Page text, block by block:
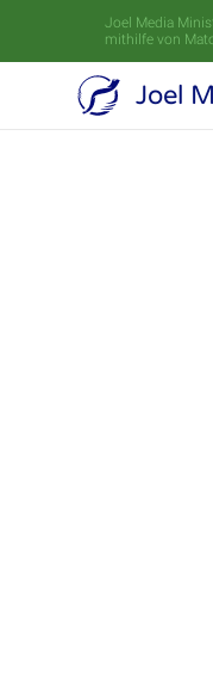
Joel Media
mithilfe von
Joel